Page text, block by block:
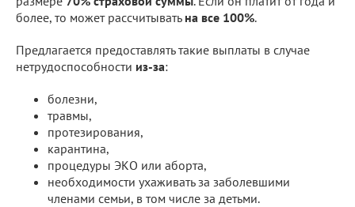
более, то может рассчитывать на все 100%.
Предлагается предоставлять такие выплаты в случае
нетрудоспособности из-за:
болезни,
травмы,
протезирования,
карантина,
процедуры ЭКО или аборта,
необходимости ухаживать за заболевшими
членами семьи, в том числе за детьми.